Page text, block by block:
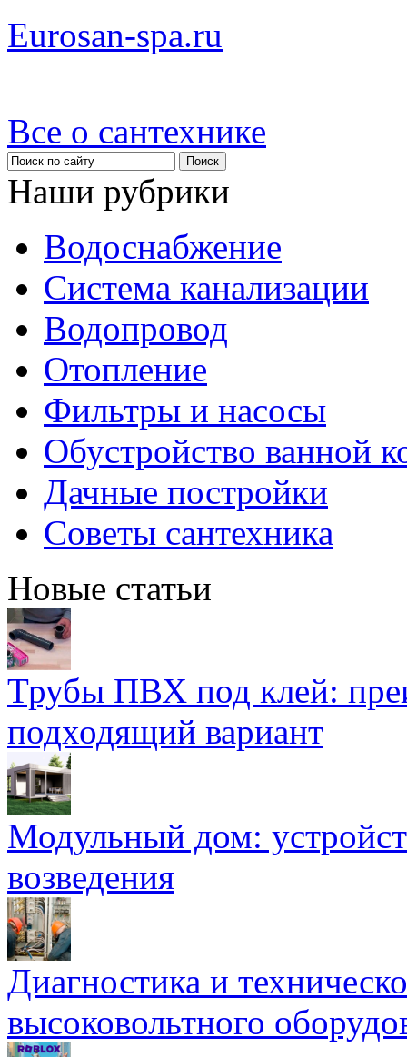
Eurosan-spa.ru
Все о сантехнике
Наши рубрики
Водоснабжение
Система канализации
Водопровод
Отопление
Фильтры и насосы
Обустройство ванной
Дачные постройки
Советы сантехника
Новые статьи
Трубы ПВХ под клей:
подходящий вариант
Модульный дом:
возведения
Диагностика и
высоковольтного